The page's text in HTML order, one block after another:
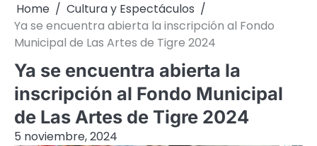
Home
Cultura y Espectáculos
Ya se encuentra abierta la inscripción al Fondo
Municipal de Las Artes de Tigre 2024
Ya se encuentra abierta la
inscripción al Fondo Municipal
de Las Artes de Tigre 2024
5 noviembre, 2024